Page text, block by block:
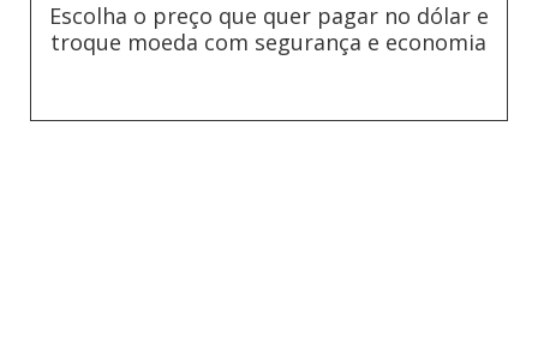
Escolha o preço que quer pagar no dólar e
troque moeda com segurança e economia